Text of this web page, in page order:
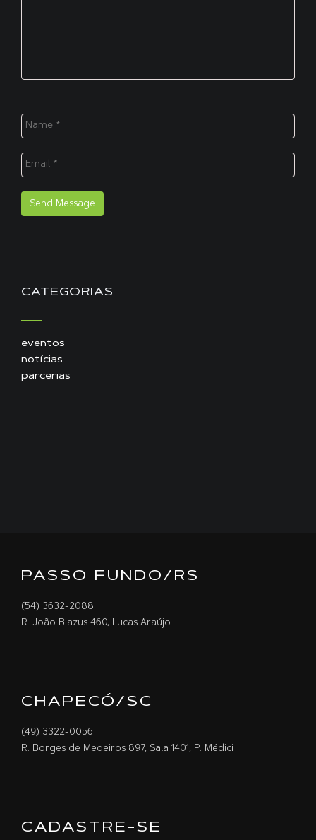
CATEGORIAS
eventos
notícias
parcerias
PASSO FUNDO/RS
(54) 3632-2088
R. João Biazus 460, Lucas Araújo
CHAPECÓ/SC
(49) 3322-0056
R. Borges de Medeiros 897, Sala 1401, P. Médici
CADASTRE-SE